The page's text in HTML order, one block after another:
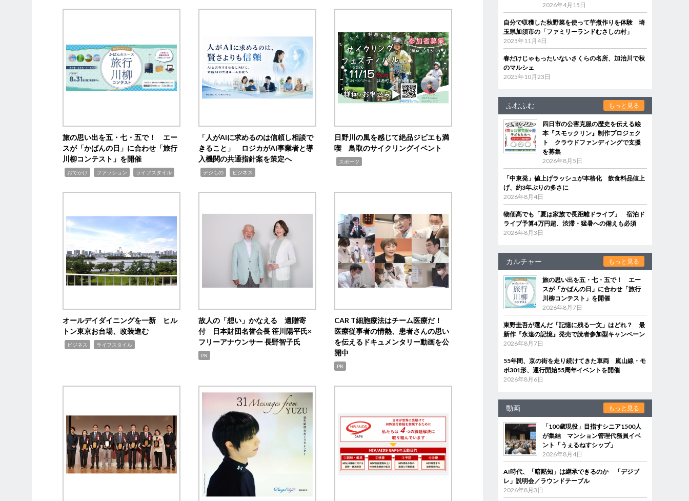
旅の思い出を五・七・五で！ エー
スが「かばんの日」に合わせ「旅行
川柳コンテスト」を開催
おでかけ ファッション ライフスタイル
「人がAIに求めるのは信頼し相談で
きること」 ロジカがAI事業者と導
入機関の共通指針案を策定へ
デジもの ビジネス
日野川の風を感じて絶品ジビエも満
喫 鳥取のサイクリングイベント
スポーツ
オールデイダイニングを一新 ヒル
トン東京お台場、改装進む
ビジネス ライフスタイル
故人の「想い」かなえる 遺贈寄
付 日本財団名誉会長 笹川陽平氏×
フリーアナウンサー 長野智子氏
PR
CAR T細胞療法はチーム医療だ！
医療従事者の情熱、患者さんの思い
を伝えるドキュメンタリー動画を公
開中
PR
2026年4月15日
自分で収穫した秋野菜を使って芋煮作りを体験 埼
玉県加須市の「ファミリーランドむさしの村」
2025年11月4日
春だけじゃもったいないさくらの名所、加治川で秋
のマルシェ
2025年10月23日
ふむふむ もっと見る
四日市の公害克服の歴史を伝える絵
本『スモックリン』制作プロジェク
ト クラウドファンディングで支援
を募集
2026年8月5日
「中東発」値上げラッシュが本格化 飲食料品値上
げ、約3年ぶりの多さに
2026年8月4日
物価高でも「夏は家族で長距離ドライブ」 宿泊ド
ライブ予算4万円超、渋滞・猛暑への備えも必須
2026年8月3日
カルチャー もっと見る
旅の思い出を五・七・五で！ エー
スが「かばんの日」に合わせ「旅行
川柳コンテスト」を開催
2026年8月7日
東野圭吾が選んだ「記憶に残る一文」はどれ？ 最
新作『永遠の記憶』発売で読者参加型キャンペーン
2026年8月7日
55年間、京の街を走り続けてきた車両 嵐山線・モ
ボ301形、運行開始55周年イベントを開催
2026年8月6日
動画 もっと見る
「100歳現役」目指すシニア1500人
が集結 マンション管理代務員イベ
ント「うぇるねすシップ」
2026年8月4日
AI時代、「暗黙知」は継承できるのか 「デジブ
レ」説明会／ラウンドテーブル
2026年8月3日